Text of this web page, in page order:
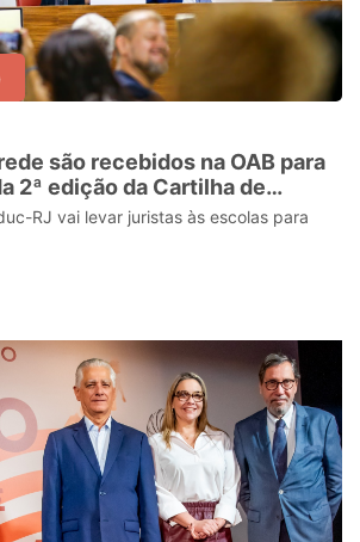
são recebidos na OAB para
2ª edição da Cartilha de
Religiosa
RJ vai levar juristas às escolas para